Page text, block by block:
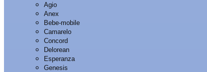
Agio
Anex
Bebe-mobile
Camarelo
Concord
Delorean
Esperanza
Genesis